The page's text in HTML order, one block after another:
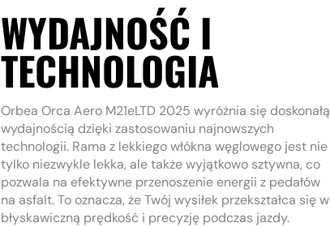
WYDAJNOŚĆ I
TECHNOLOGIA
Orbea Orca Aero M21eLTD 2025 wyróżnia się doskonałą
wydajnością dzięki zastosowaniu najnowszych
technologii. Rama z lekkiego włókna węglowego jest nie
tylko niezwykle lekka, ale także wyjątkowo sztywna, co
pozwala na efektywne przenoszenie energii z pedałów
na asfalt. To oznacza, że Twój wysiłek przekształca się w
błyskawiczną prędkość i precyzję podczas jazdy.